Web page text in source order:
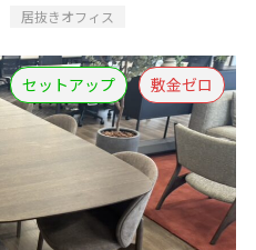
居抜きオフィス
セットアップ 敷金ゼロ